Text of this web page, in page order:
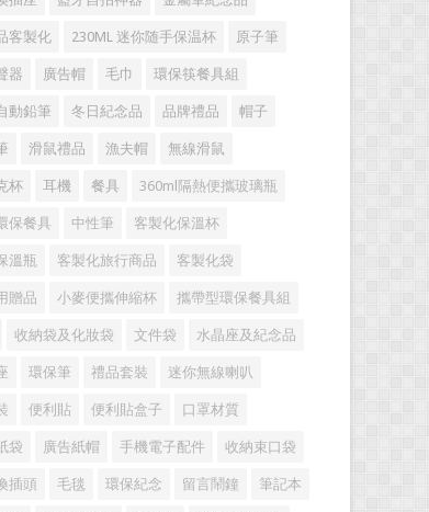
客製化 230ML 迷你随手保温杯 原子筆
器 廣告帽 毛巾 環保筷餐具組
動鉛筆 冬日紀念品 品牌禮品 帽子
滑鼠禮品 漁夫帽 無線滑鼠
杯 耳機 餐具 360ml隔熱便攜玻璃瓶
保餐具 中性筆 客製化保溫杯
溫瓶 客製化旅行商品 客製化袋
贈品 小麥便攜伸縮杯 攜帶型環保餐具組
收納袋及化妝袋 文件袋 水晶座及紀念品
環保筆 禮品套裝 迷你無線喇叭
便利貼 便利貼盒子 口罩材質
袋 廣告紙帽 手機電子配件 收納束口袋
插頭 毛毯 環保紀念 留言鬧鐘 筆記本